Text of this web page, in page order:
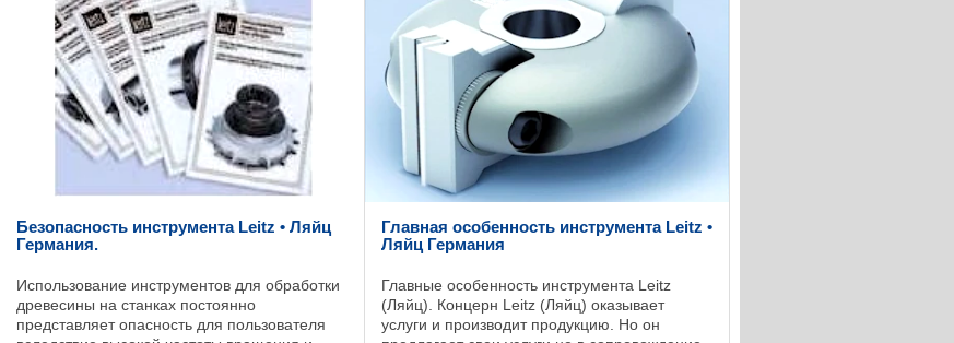
Безопасность инструмента Leitz • Ляйц
Германия.
Использование инструментов для обработки
древесины на станках постоянно
представляет опасность для пользователя
Главная особенность инструмента Leitz •
Ляйц Германия
Главные особенность инструмента Leitz
(Ляйц). Концерн Leitz (Ляйц) оказывает
услуги и производит продукцию. Но он